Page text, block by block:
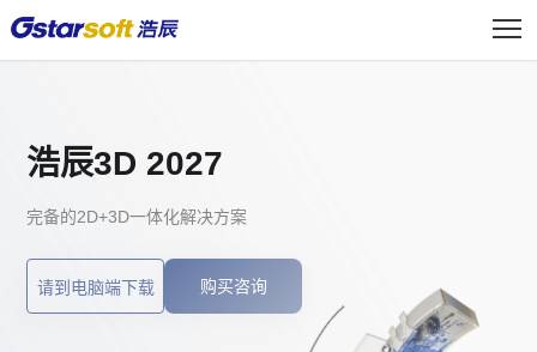
浩辰3D 2027
完备的2D+3D一体化解决方案
请到电脑端下载 购买咨询